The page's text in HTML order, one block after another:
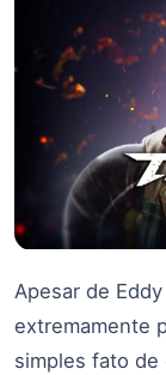
Apesar de
extremamente
simples fato de